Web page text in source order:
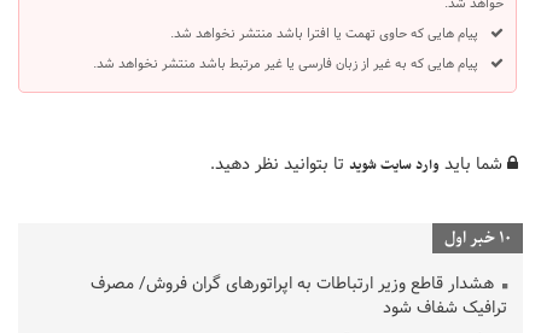
پیام هایی که حاوی تهمت یا افترا باشد منتشر نخواهد شد.
پیام هایی که به غیر از زبان فارسی یا غیر مرتبط باشد منتشر نخواهد شد.
شما باید وارد سایت شوید تا بتوانید نظر دهید.
10 خبر اول
هشدار قاطع وزیر ارتباطات به اپراتورهای گران فروش/ مصرف
ترافیک شفاف شود